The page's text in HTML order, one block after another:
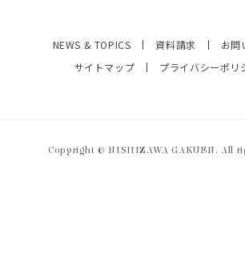
NEWS & TOPICS 資料請求
お問
サイトマップ
プライバシーポリ
Copyright © NISHIZAWA GAKUEN. All